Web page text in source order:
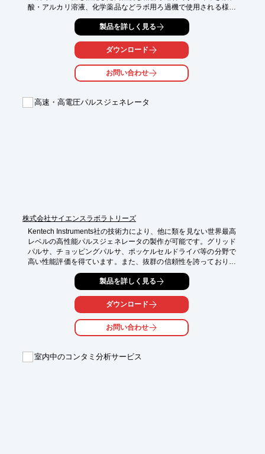
酸・アルカリ溶液、化学薬品などラボ用ろ過機で使用される様々
な液に適しています。
■材質はポリプロピレン（不織布）と発泡ポリエチレン （キャッ
■めっき液、酸・アルカリ溶液、化学薬品などに
※詳しくはお問い合わせいただくかPDFをダウンロードしてご覧
製品を詳しく見る
ダウンロード
お問い合わせ
高速・高電圧パルスジェネレータ
株式会社サイエンスラボラトリーズ
Kentech Instruments社の技術力により、他に類を見ない世界最高
レベルの高性能パルスジェネレータの製作が可能です。グリッド
パルサ、チョッピングパルサ、ポッケルセルドライバ等の分野で
高い性能評価を得ています。また、抜群の信頼性を誇っておりま
製品を詳しく見る
ダウンロード
お問い合わせ
室内中のコンタミ分析サービス